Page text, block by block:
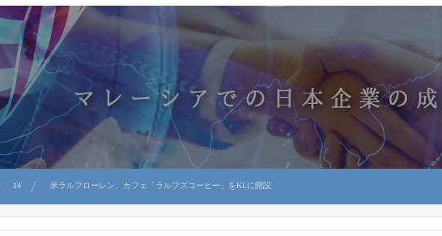
14 米ラルフローレン、カフェ「ラルフズコーヒー」をKLに開設